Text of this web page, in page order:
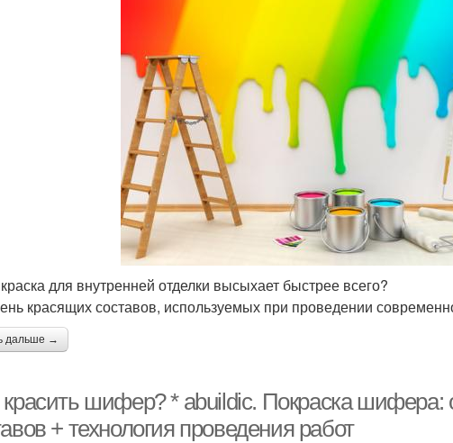
для внутренней отделки высыхает быстрее всего?
красящих составов, используемых при проведении
дальше →
шифер? * abuildic. Покраска
+ технология проведения работ